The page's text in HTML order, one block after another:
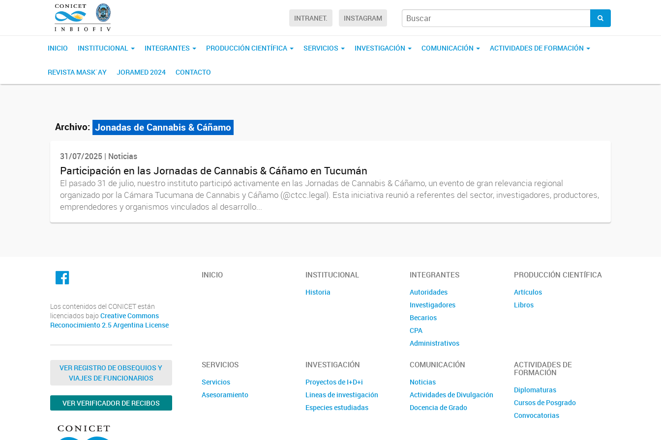
INTRANET. INSTAGRAM
INICIO INSTITUCIONAL INTEGRANTES PRODUCCIÓN CIENTÍFICA SERVICIOS INVESTIGACIÓN COMUNICACIÓN ACTIVIDADES DE FORMACIÓN
REVISTA MASK´AY JORAMED 2024 CONTACTO
Archivo: Jonadas de Cannabis & Cáñamo
31/07/2025 | Noticias
Participación en las Jornadas de Cannabis & Cáñamo en Tucumán
El pasado 31 de julio, nuestro instituto participó activamente en las Jornadas de Cannabis & Cáñamo, un evento de gran relevancia regional
organizado por la Cámara Tucumana de Cannabis y Cáñamo (@ctcc.legal). Esta iniciativa reunió a referentes del sector, investigadores, productores,
emprendedores y organismos vinculados al desarrollo...
facebook
Los contenidos del CONICET están
licenciados bajo Creative Commons
Reconocimiento 2.5 Argentina License
VER REGISTRO DE OBSEQUIOS Y
VIAJES DE FUNCIONARIOS
VER VERIFICADOR DE RECIBOS
INICIO INSTITUCIONAL
Historia
INTEGRANTES
Autoridades
Investigadores
Becarios
CPA
Administrativos
PRODUCCIÓN CIENTÍFICA
Artículos
Libros
SERVICIOS
Servicios
Asesoramiento
INVESTIGACIÓN
Proyectos de I+D+i
Lineas de investigación
Especies estudiadas
COMUNICACIÓN
Noticias
Actividades de Divulgación
Docencia de Grado
ACTIVIDADES DE
FORMACIÓN
Diplomaturas
Cursos de Posgrado
Convocatorias